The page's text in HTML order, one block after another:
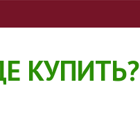
КУПИТЬ?